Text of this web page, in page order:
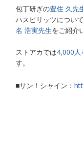
包丁研ぎの豊住 久先
ハスピリッツについ
名 浩実先生をご紹介
ストアカでは4,000
す。
■サン！シャイン：